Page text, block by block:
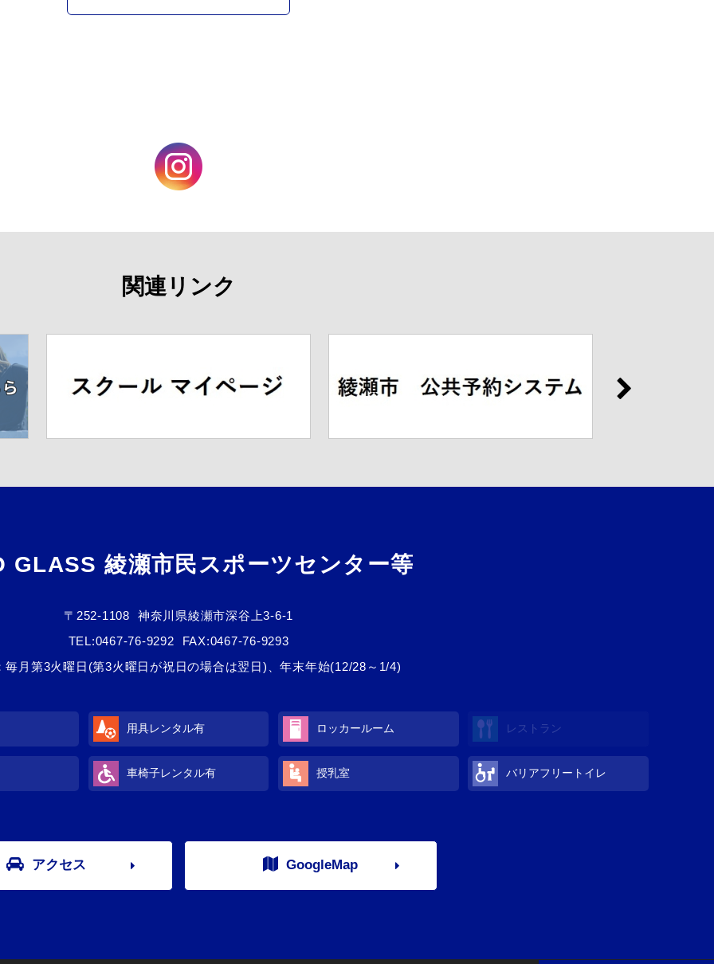
関連リンク
GLASS 綾瀬市民スポーツセンター等
〒252-1108
神奈川県綾瀬市深谷上3-6-1
TEL:0467-76-9292
FAX:0467-76-9293
毎月第3火曜日(第3火曜日が祝日の場合は翌日)、年末年始(12/28～1/4)
用具レンタル有 ロッカールーム レストラン
車椅子レンタル有 授乳室 バリアフリートイレ
アクセス GoogleMap